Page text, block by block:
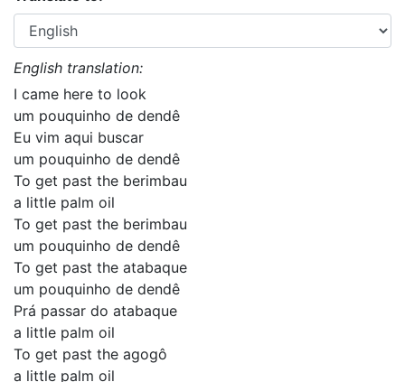
English translation:
I came here to look
um pouquinho de dendê
Eu vim aqui buscar
um pouquinho de dendê
To get past the berimbau
a little palm oil
To get past the berimbau
um pouquinho de dendê
To get past the atabaque
um pouquinho de dendê
Prá passar do atabaque
a little palm oil
To get past the agogô
a little palm oil